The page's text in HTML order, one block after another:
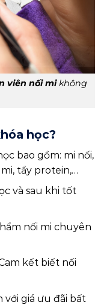
viên nối mikhông
học?
bao gồm: mi nối,
tẩy protein,…
và sau khi tốt
nối mi chuyên
kết biết nối
với giá ưu đãi bất